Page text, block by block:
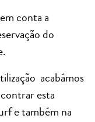
conta a
do
acabámos
esta
e também na